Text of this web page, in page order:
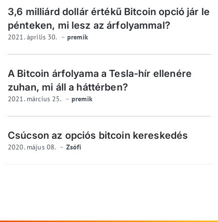
3,6 milliárd dollár értékű Bitcoin opció jár le
pénteken, mi lesz az árfolyammal?
2021. április 30. premik
A Bitcoin árfolyama a Tesla-hír ellenére
zuhan, mi áll a háttérben?
2021. március 25. premik
Csúcson az opciós bitcoin kereskedés
2020. május 08. Zsófi